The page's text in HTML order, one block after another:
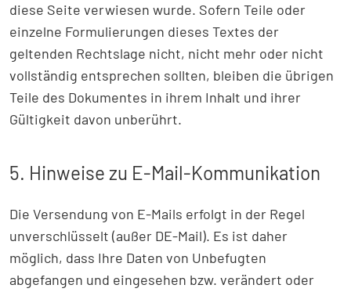
diese Seite verwiesen wurde. Sofern Teile oder
einzelne Formulierungen dieses Textes der
geltenden Rechtslage nicht, nicht mehr oder nicht
vollständig entsprechen sollten, bleiben die übrigen
Teile des Dokumentes in ihrem Inhalt und ihrer
Gültigkeit davon unberührt.
5. Hinweise zu E-Mail-Kommunikation
Die Versendung von E-Mails erfolgt in der Regel
unverschlüsselt (außer DE-Mail). Es ist daher
möglich, dass Ihre Daten von Unbefugten
abgefangen und eingesehen bzw. verändert oder